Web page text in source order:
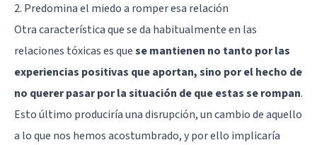
2. Predomina el miedo a romper esa relación
Otra característica que se da habitualmente en las
relaciones tóxicas es quese mantienen no tanto por las
experiencias positivas que aportan, sino por el hecho de
no querer pasar por la situación de que estas se rompan.
Esto último produciría una disrupción, un cambio de aquello
a lo que nos hemos acostumbrado, y por ello implicaría